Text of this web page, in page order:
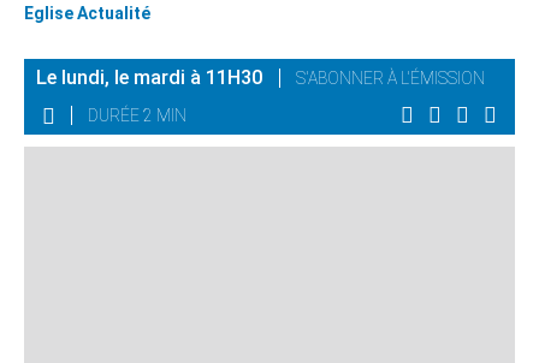
Eglise Actualité
Le lundi, le mardi à 11H30
S'ABONNER À L'ÉMISSION
DURÉE 2 MIN